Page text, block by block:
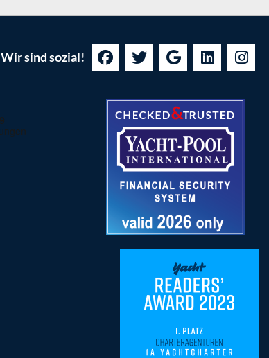
Wir sind sozial!